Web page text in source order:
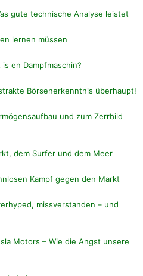
gute technische Analyse leistet
lernen müssen
en Dampfmaschin?
Börsenerkenntnis überhaupt!
und zum Zerrbild
dem Surfer und dem Meer
Kampf gegen den Markt
missverstanden – und
Motors – Wie die Angst unsere